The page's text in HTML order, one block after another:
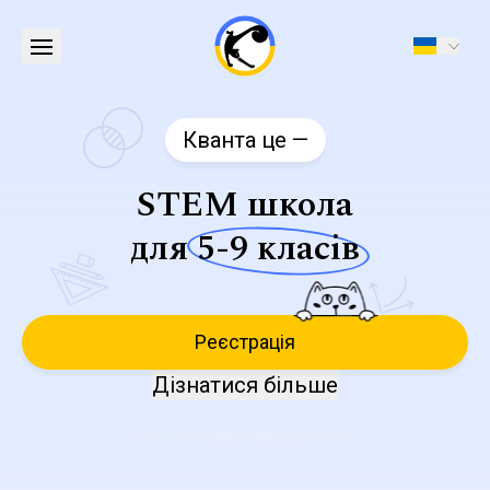
Кванта це —
STEM школа
для5-9 класів
Реєстрація
Дізнатися більше